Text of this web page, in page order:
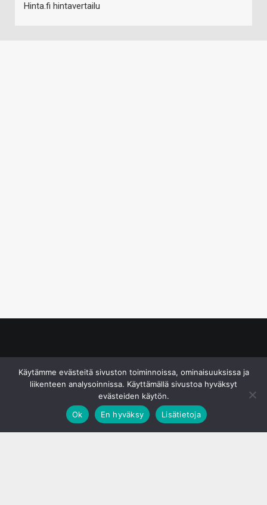
Hinta.fi hintavertailu
Käytämme evästeitä sivuston toiminnoissa, ominaisuuksissa ja
liikenteen analysoinnissa. Käyttämällä sivustoa hyväksyt
evästeiden käytön.
Ok
En hyväksy Lisätietoja